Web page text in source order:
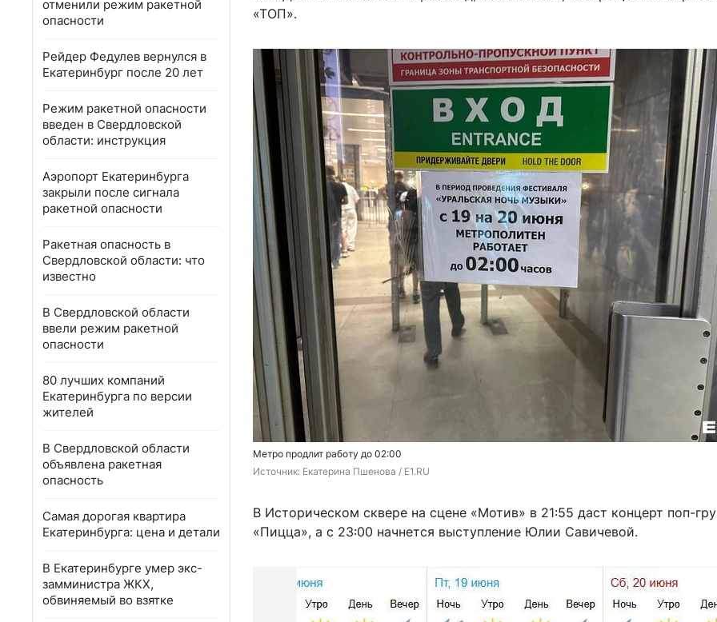
отменили режим ракетной
опасности
Рейдер Федулев вернулся в
Екатеринбург после 20 лет
Режим ракетной опасности
введен в Свердловской
области: инструкция
Аэропорт Екатеринбурга
закрыли после сигнала
ракетной опасности
Ракетная опасность в
Свердловской области: что
известно
В Свердловской области
ввели режим ракетной
опасности
80 лучших компаний
Екатеринбурга по версии
жителей
В Свердловской области
объявлена ракетная
опасность
Самая дорогая квартира
Екатеринбурга: цена и детали
В Екатеринбурге умер экс-
замминистра ЖКХ,
обвиняемый во взятке
«ТОП».
Метро продлит работу до 02:00
Источник: Екатерина Пшенова / E1.RU
В Историческом сквере на сцене «Мотив» в 21:55 даст концерт поп-
«Пицца», а с 23:00 начнется выступление Юлии Савичевой.